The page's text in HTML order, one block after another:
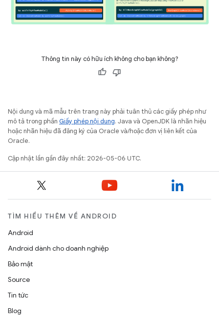
Thông tin này có hữu ích không cho bạn không?
Nội dung và mã mẫu trên trang này phải tuân thủ các giấy phép như
mô tả trong phần Giấy phép nội dung. Java và OpenJDK là nhãn hiệu
hoặc nhãn hiệu đã đăng ký của Oracle và/hoặc đơn vị liên kết của
Oracle.
Cập nhật lần gần đây nhất: 2026-05-06 UTC.
TÌM HIỂU THÊM VỀ ANDROID
Android
Android dành cho doanh nghiệp
Bảo mật
Source
Tin tức
Blog